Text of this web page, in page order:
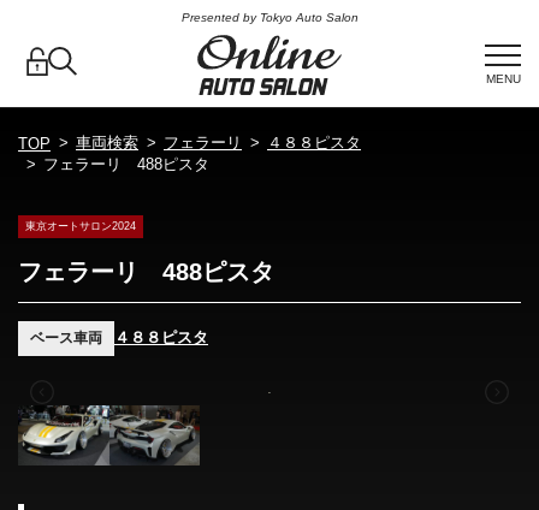
Presented by Tokyo Auto Salon
MENU
TOP 車両検索 フェラーリ
４８８ピスタ
フェラーリ 488ピスタ
東京オートサロン2024
フェラーリ 488ピスタ
ベース車両 ４８８ピスタ